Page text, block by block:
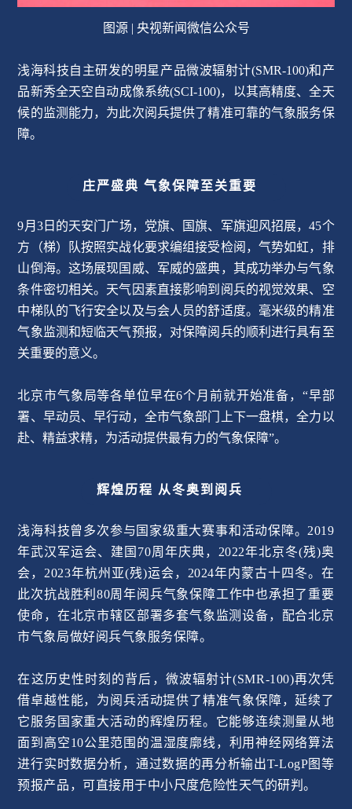
图源 | 央视新闻微信公众号
浅海科技自主研发的明星产品微波辐射计(SMR-100)和产
品新秀全天空自动成像系统(SCI-100)，以其高精度、全天
候的监测能力，为此次阅兵提供了精准可靠的气象服务保
障。
庄严盛典 气象保障至关重要
9月3日的天安门广场，党旗、国旗、军旗迎风招展，45个
方（梯）队按照实战化要求编组接受检阅，气势如虹，排
山倒海。这场展现国威、军威的盛典，其成功举办与气象
条件密切相关。天气因素直接影响到阅兵的视觉效果、空
中梯队的飞行安全以及与会人员的舒适度。毫米级的精准
气象监测和短临天气预报，对保障阅兵的顺利进行具有至
关重要的意义。
北京市气象局等各单位早在6个月前就开始准备，“早部
署、早动员、早行动，全市气象部门上下一盘棋，全力以
赴、精益求精，为活动提供最有力的气象保障”。
辉煌历程 从冬奥到阅兵
浅海科技曾多次参与国家级重大赛事和活动保障。2019
年武汉军运会、建国70周年庆典，2022年北京冬(残)奥
会，2023年杭州亚(残)运会，2024年内蒙古十四冬。在
此次抗战胜利80周年阅兵气象保障工作中也承担了重要
使命，在北京市辖区部署多套气象监测设备，配合北京
市气象局做好阅兵气象服务保障。
在这历史性时刻的背后，微波辐射计(SMR-100)再次凭
借卓越性能，为阅兵活动提供了精准气象保障，延续了
它服务国家重大活动的辉煌历程。它能够连续测量从地
面到高空10公里范围的温湿度廓线，利用神经网络算法
进行实时数据分析，通过数据的再分析输出T-LogP图等
预报产品，可直接用于中小尺度危险性天气的研判。